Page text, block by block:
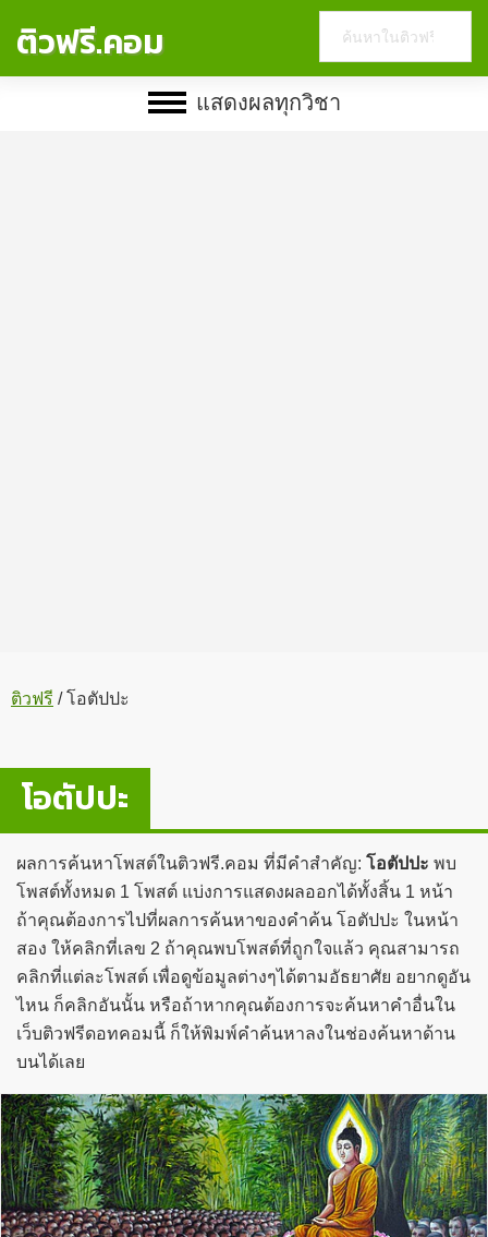
ติวฟรี.คอม
website
แสดงผลทุกวิชา
ติวฟรี /โอตัปปะ
โอตัปปะ
ผลการค้นหาโพสต์ในติวฟรี.คอม ที่มีคำสำคัญ: โอตัปปะ พบ
โพสต์ทั้งหมด 1 โพสต์ แบ่งการแสดงผลออกได้ทั้งสิ้น 1 หน้า
ถ้าคุณต้องการไปที่ผลการค้นหาของคำค้น โอตัปปะ ในหน้า
สอง ให้คลิกที่เลข 2 ถ้าคุณพบโพสต์ที่ถูกใจแล้ว คุณสามารถ
คลิกที่แต่ละโพสต์ เพื่อดูข้อมูลต่างๆได้ตามอัธยาศัย อยากดูอัน
ไหน ก็คลิกอันนั้น หรือถ้าหากคุณต้องการจะค้นหาคำอื่นใน
เว็บติวฟรีดอทคอมนี้ ก็ให้พิมพ์คำค้นหาลงในช่องค้นหาด้าน
บนได้เลย